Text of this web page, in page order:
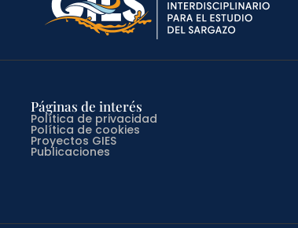
Páginas de interés
Política de privacidad
Política de cookies
Proyectos GIES
Publicaciones